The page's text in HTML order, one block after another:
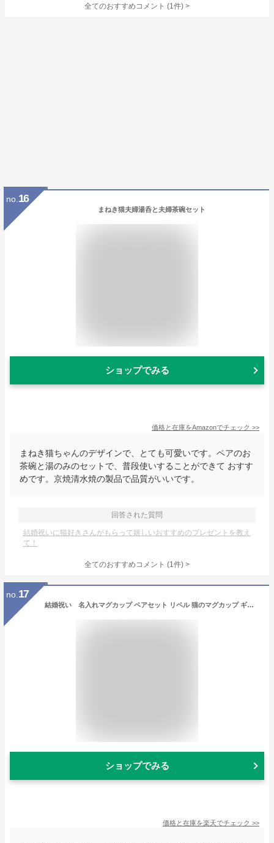
全てのおすすめコメント (1件) >
no. 16
まねき猫夫婦湯呑と夫婦茶碗セット
ショップでみる
価格と在庫をAmazonでチェック >>
まねき猫ちゃんのデザインで、とても可愛いです。ペアのお
茶碗と湯のみのセットで、普段使いすることができて おすす
めです。京焼清水焼の製品で品質がいいです。
回答された質問
結婚祝いに猫好きさんがもらって嬉しいおすすめのプレゼントを教え
て！
全てのおすすめコメント (1件) >
no. 17
結婚祝い 名入れマグカップ ペアセット リペル 猫のマグカップ ギフト メッセージ入りマグカップ
ショップでみる
価格と在庫を楽天でチェック >>